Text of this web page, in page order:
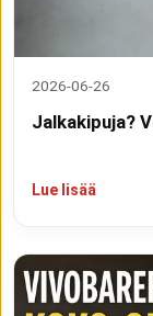
2026-06-26
Jalkakipuja?
Lue lisää